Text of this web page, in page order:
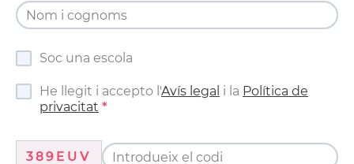
Soc una escola
He llegit i accepto l'Avís legal i la Política de
privacitat
389EUV